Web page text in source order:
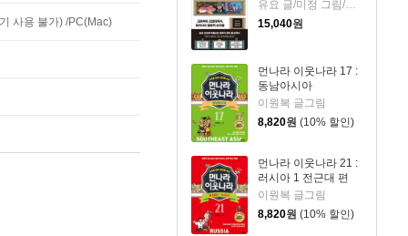
15,040원
먼나라 이웃나라 17 :
동남아시아
이원복 글그림
8,820원 (10% 할인)
먼나라 이웃나라 21 :
러시아 1 전근대 편
이원복 글그림
8,820원 (10% 할인)
사용 불가) /PC(Mac)